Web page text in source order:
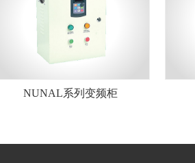
NUNAL系列变频柜